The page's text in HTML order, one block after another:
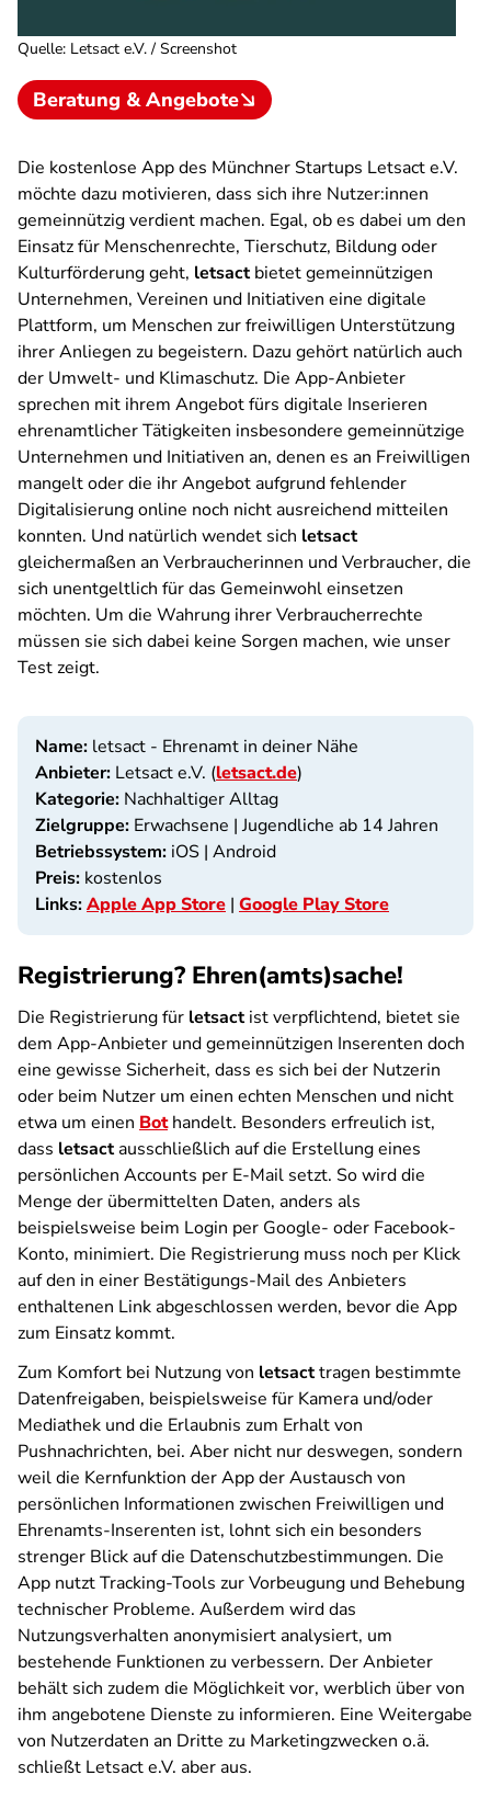
Quelle: Letsact e.V. / Screenshot
Beratung & Angebote
Die kostenlose App des Münchner Startups Letsact e.V.
möchte dazu motivieren, dass sich ihre Nutzer:innen
gemeinnützig verdient machen. Egal, ob es dabei um den
Einsatz für Menschenrechte, Tierschutz, Bildung oder
Kulturförderung geht, letsactbietet gemeinnützigen
Unternehmen, Vereinen und Initiativen eine digitale
Plattform, um Menschen zur freiwilligen Unterstützung
ihrer Anliegen zu begeistern. Dazu gehört natürlich auch
der Umwelt- und Klimaschutz. Die App-Anbieter
sprechen mit ihrem Angebot fürs digitale Inserieren
ehrenamtlicher Tätigkeiten insbesondere gemeinnützige
Unternehmen und Initiativen an, denen es an Freiwilligen
mangelt oder die ihr Angebot aufgrund fehlender
Digitalisierung online noch nicht ausreichend mitteilen
konnten. Und natürlich wendet sich letsact
gleichermaßen an Verbraucherinnen und Verbraucher, die
sich unentgeltlich für das Gemeinwohl einsetzen
möchten. Um die Wahrung ihrer Verbraucherrechte
müssen sie sich dabei keine Sorgen machen, wie unser
Test zeigt.
Name: letsact - Ehrenamt in deiner Nähe
Anbieter: Letsact e.V. (letsact.de)
Kategorie: Nachhaltiger Alltag
Zielgruppe: Erwachsene | Jugendliche ab 14 Jahren
Betriebssystem: iOS | Android
Preis: kostenlos
Links:Apple App Store | Google Play Store
Registrierung? Ehren(amts)sache!
Die Registrierung für letsactist verpflichtend, bietet sie
dem App-Anbieter und gemeinnützigen Inserenten doch
eine gewisse Sicherheit, dass es sich bei der Nutzerin
oder beim Nutzer um einen echten Menschen und nicht
etwa um einen Bothandelt. Besonders erfreulich ist,
dass letsactausschließlich auf die Erstellung eines
persönlichen Accounts per E-Mail setzt. So wird die
Menge der übermittelten Daten, anders als
beispielsweise beim Login per Google- oder Facebook-
Konto, minimiert. Die Registrierung muss noch per Klick
auf den in einer Bestätigungs-Mail des Anbieters
enthaltenen Link abgeschlossen werden, bevor die App
zum Einsatz kommt.
Zum Komfort bei Nutzung von letsacttragen bestimmte
Datenfreigaben, beispielsweise für Kamera und/oder
Mediathek und die Erlaubnis zum Erhalt von
Pushnachrichten, bei. Aber nicht nur deswegen, sondern
weil die Kernfunktion der App der Austausch von
persönlichen Informationen zwischen Freiwilligen und
Ehrenamts-Inserenten ist, lohnt sich ein besonders
strenger Blick auf die Datenschutzbestimmungen. Die
App nutzt Tracking-Tools zur Vorbeugung und Behebung
technischer Probleme. Außerdem wird das
Nutzungsverhalten anonymisiert analysiert, um
bestehende Funktionen zu verbessern. Der Anbieter
behält sich zudem die Möglichkeit vor, werblich über von
ihm angebotene Dienste zu informieren. Eine Weitergabe
von Nutzerdaten an Dritte zu Marketingzwecken o.ä.
schließt Letsact e.V. aber aus.